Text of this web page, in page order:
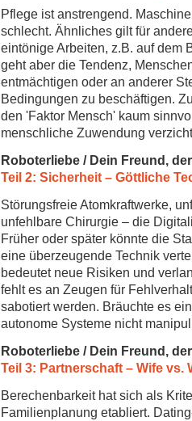
Pflege ist anstrengend.
schlecht. Ähnliches gilt für
eintönige Arbeiten, z.B. auf dem
geht aber die Tendenz,
entmächtigen oder an anderer
Bedingungen zu beschäftigen.
den 'Faktor Mensch' kaum
menschliche Zuwendung
Roboterliebe / Dein Freund,
Teil 2: Sicherheit – Göttliche
Störungsfreie Atomkraftwerke,
unfehlbare Chirurgie – die
Früher oder später könnte die
eine überzeugende Technik
bedeutet neue Risiken und
fehlt es an Zeugen für
sabotiert werden. Bräuchte es
autonome Systeme nicht
Roboterliebe / Dein Freund,
Teil 3: Partnerschaft – Wife vs.
Berechenbarkeit hat sich als
Familienplanung etabliert.